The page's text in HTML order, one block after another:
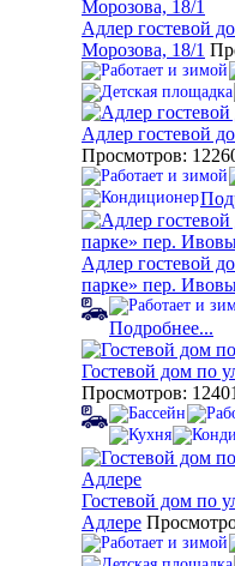
Адлер гостевой
Морозова, 18/1
Адлер гостевой
Просмотров:
Адлер гостевой
парке» пер.
Подробнее...
Гостевой дом по
Просмотров:
Гостевой дом по
Адлере